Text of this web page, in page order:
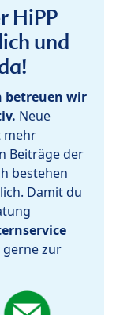
HiPP
und
betreuen wir
Neue
mehr
Beiträge der
bestehen
Damit du
gerne zur